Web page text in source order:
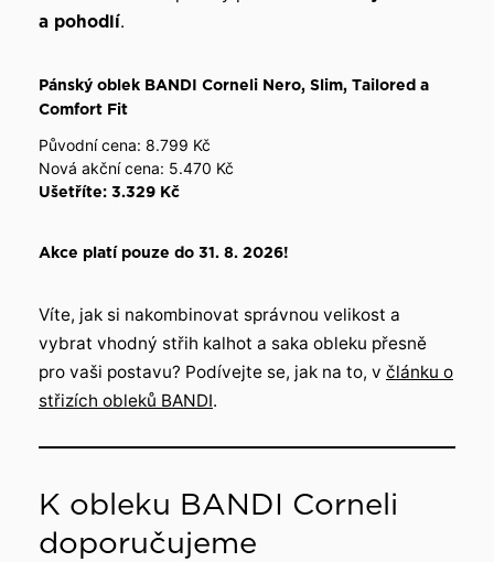
a pohodlí.
Pánský oblek BANDI Corneli Nero, Slim, Tailored a
Comfort Fit
Původní cena: 8.799 Kč
Nová akční cena: 5.470 Kč
Ušetříte: 3.329 Kč
Akce platí pouze do 31. 8. 2026!
Víte, jak si nakombinovat správnou velikost a
vybrat vhodný střih kalhot a saka obleku přesně
pro vaši postavu? Podívejte se, jak na to, v článku o
střizích obleků BANDI.
K obleku BANDI Corneli
doporučujeme